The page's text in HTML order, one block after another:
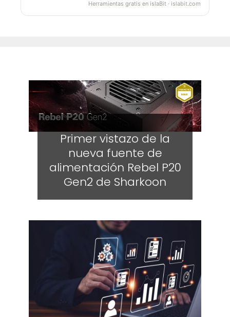
Herramientas gratis en islaBit · islabit.com
Primer vistazo de la
nueva fuente de
alimentación Rebel P20
Gen2 de Sharkoon